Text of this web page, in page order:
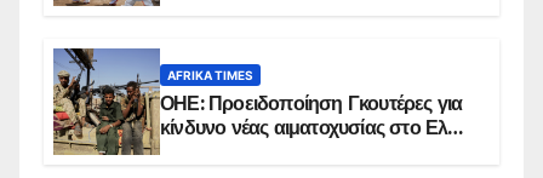
AFRIKA TIMES
ΟΗΕ: Προειδοποίηση Γκουτέρες για
κίνδυνο νέας αιματοχυσίας στο Ελ